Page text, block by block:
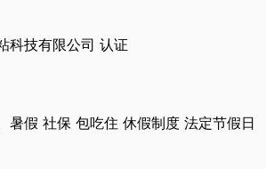
科技有限公司 认证
暑假 社保 包吃住 休假制度 法定节假日